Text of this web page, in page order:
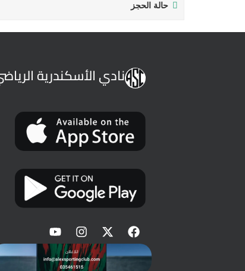
حالة الحجز
نادي الأسكندرية